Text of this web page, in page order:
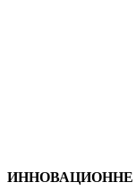
ИННОВАЦИОННЕ